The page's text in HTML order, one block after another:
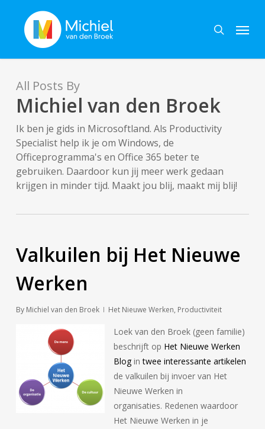
search
Menu
All Posts By
Michiel van den Broek
Ik ben je gids in Microsoftland. Als Productivity
Specialist help ik je om Windows, de
Officeprogramma's en Office 365 beter te
gebruiken. Daardoor kun jij meer werk gedaan
krijgen in minder tijd. Maakt jou blij, maakt mij blij!
Valkuilen bij Het Nieuwe
Werken
By Michiel van den Broek Het Nieuwe Werken, Productiviteit
Loek van den Broek (geen familie)
beschrijft op Het Nieuwe Werken
Blogintwee interessante artikelen
de valkuilen bij invoer van Het
Nieuwe Werken in
organisaties. Redenen waardoor
Het Nieuwe Werken in je